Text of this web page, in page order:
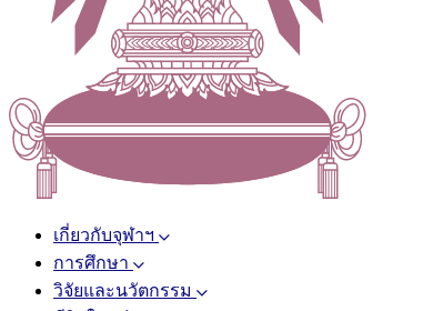
เกี่ยวกับจุฬาฯ
การศึกษา
วิจัยและนวัตกรรม